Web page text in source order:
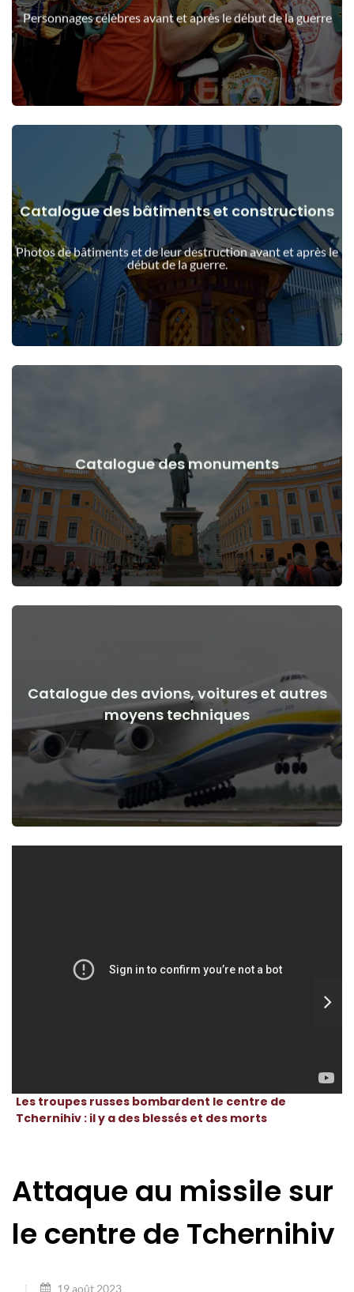
Personnages célèbres avant et après le début de la guerre
Les gens avant et après le début de la guerre
Catalogue des bâtiments et constructions
Photos de bâtiments et de leur destruction avant et après le
début de la guerre.
Bâtiments, structures, objets avant et après le début de la
guerre
Voir les détails
Catalogue des monuments
Monuments, œuvres d'art avant et après le début de la
guerre
Voir les détails
Catalogue des avions, voitures et autres
moyens techniques
Avions, voitures, moyens techniques avant et après le début
de la guerre
Voir les détails
Les troupes russes bombardent le centre de
Tchernihiv : il y a des blessés et des morts
Attaque au missile sur
le centre de Tchernihiv
19 août 2023